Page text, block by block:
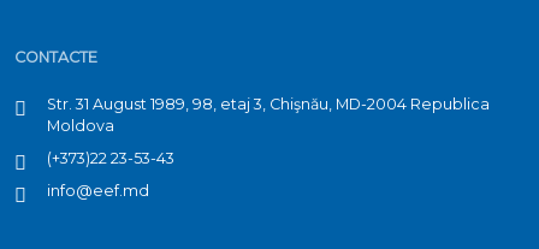
CONTACTE
Str. 31 August 1989, 98, etaj 3, Chişnău, MD-2004 Republica
Moldova
(+373)22 23-53-43
info@eef.md